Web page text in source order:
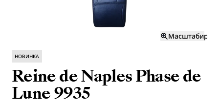
НОВИНКА
Reine de Naples Phase de
Lune 9935